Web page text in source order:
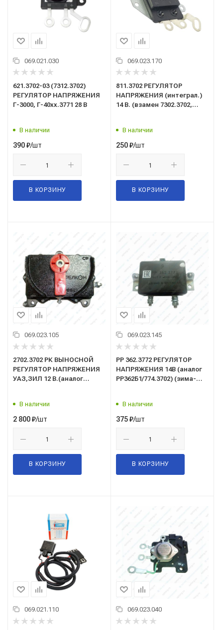
069.021.030
621.3702-03 (7312.3702)
РЕГУЛЯТОР НАПРЯЖЕНИЯ
Г-3000, Г-40хх.3771 28 В
В наличии
390₽/шт
В КОРЗИНУ
069.023.170
811.3702 РЕГУЛЯТОР
НАПРЯЖЕНИЯ (интеграл.)
14 В. (взамен 7302.3702,
В наличии
250₽/шт
В КОРЗИНУ
069.023.105
2702.3702 РК ВЫНОСНОЙ
РЕГУЛЯТОР НАПРЯЖЕНИЯ
УАЗ,ЗИЛ 12 В.(аналог
В наличии
2 800₽/шт
В КОРЗИНУ
069.023.145
РР 362.3772 РЕГУЛЯТОР
НАПРЯЖЕНИЯ 14В (аналог
РР362Б1/774.3702) (зима-
В наличии
375₽/шт
В КОРЗИНУ
069.021.110 069.023.040